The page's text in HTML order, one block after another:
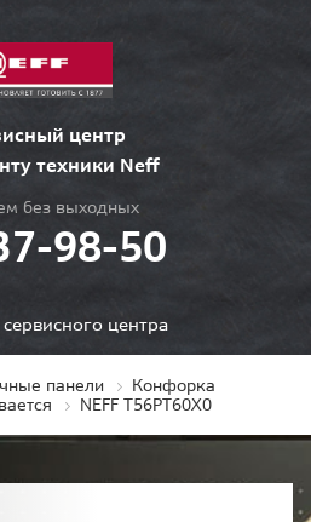
центр
техники Neff
без выходных
98-50
сервисного центра
панели
Конфорка
NEFF T56PT60X0